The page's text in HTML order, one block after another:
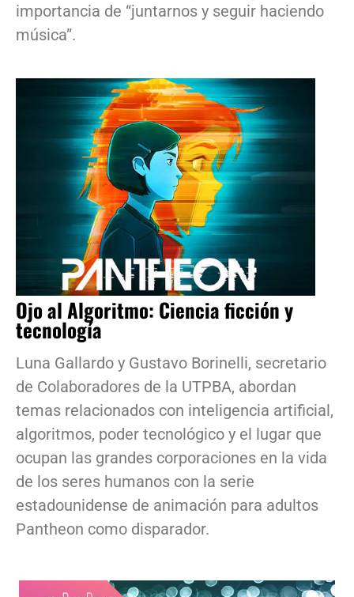
importancia de “juntarnos y seguir haciendo
música”.
Ojo al Algoritmo: Ciencia ficción y
tecnología
Luna Gallardo y Gustavo Borinelli, secretario
de Colaboradores de la UTPBA, abordan
temas relacionados con inteligencia artificial,
algoritmos, poder tecnológico y el lugar que
ocupan las grandes corporaciones en la vida
de los seres humanos con la serie
estadounidense de animación para adultos
Pantheon como disparador.